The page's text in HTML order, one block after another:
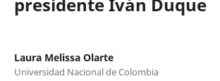
Laura Melissa Olarte
Universidad Nacional de Colombia